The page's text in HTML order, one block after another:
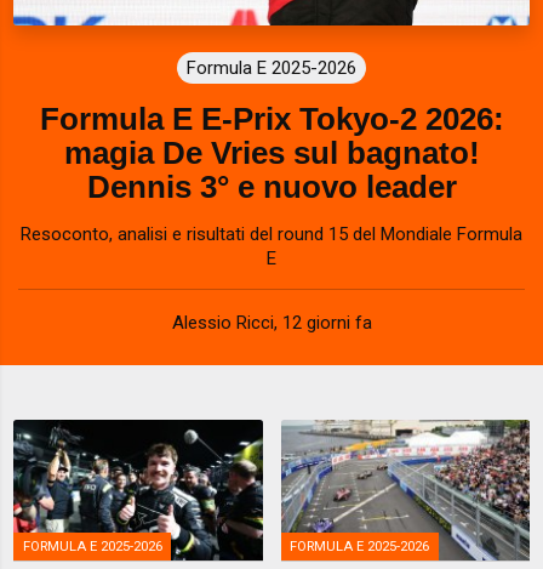
Formula E 2025-2026
Formula E E-Prix Tokyo-2 2026:
magia De Vries sul bagnato!
Dennis 3° e nuovo leader
Resoconto, analisi e risultati del round 15 del Mondiale Formula
E
Alessio Ricci, 12 giorni fa
FORMULA E 2025-2026 FORMULA E 2025-2026